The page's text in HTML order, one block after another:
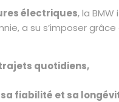
électriques, la
a su s’imposer
quotidiens,
fiabilité et sa